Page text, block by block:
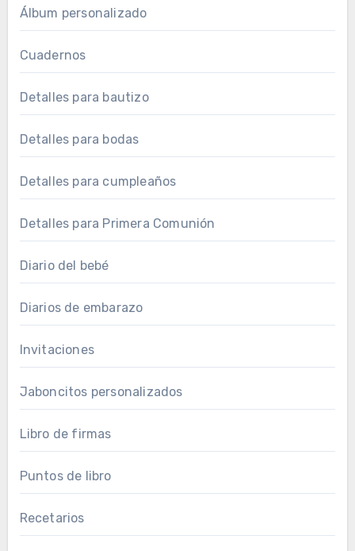
Álbum personalizado
Cuadernos
Detalles para bautizo
Detalles para bodas
Detalles para cumpleaños
Detalles para Primera Comunión
Diario del bebé
Diarios de embarazo
Invitaciones
Jaboncitos personalizados
Libro de firmas
Puntos de libro
Recetarios